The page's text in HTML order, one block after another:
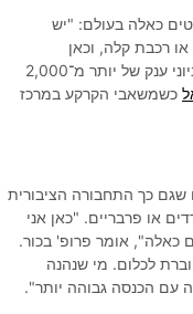
כאלה בעולם: "יש
רכבת קלה, וכאן
מצמידים אותם לכביש. אני לא מכיר בעולם חניוני ענק של יותר מ־2,000
כשמשאבי הקרקע במרכז
שגם כך התחבורה הציבורית
או פרבריים. "כאן אני
אומר פרופ' בכור.
לכלום. מי שנהנה
עם הכנסה גבוהה יותר".